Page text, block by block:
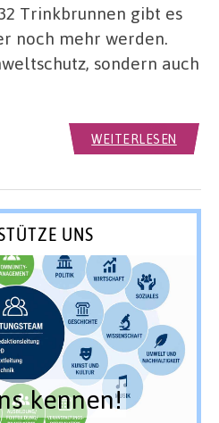
Trinkbrunnen gibt es
noch mehr werden.
sondern auch
WEITERLESEN
UNS
kennen!